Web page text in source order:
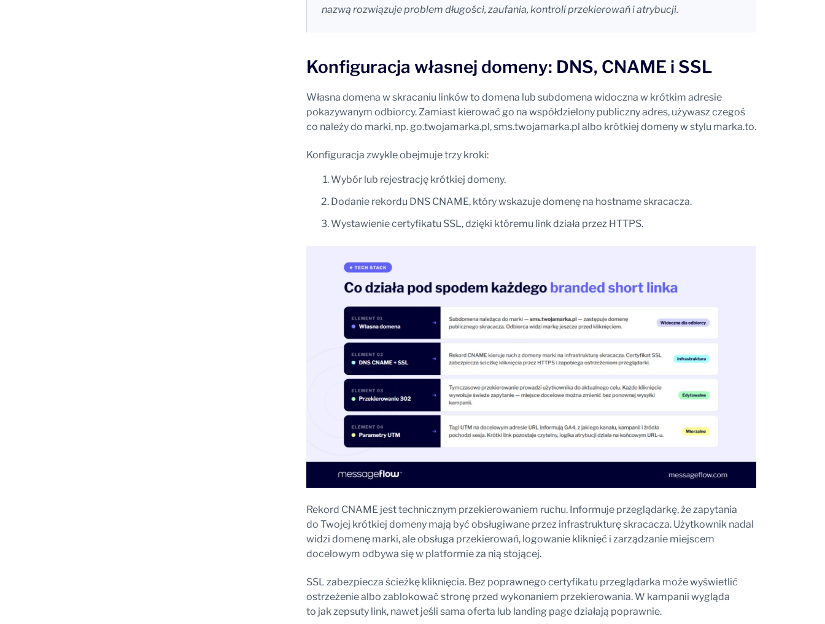
nazwą rozwiązuje problem długości, zaufania, kontroli przekierowań i atrybucji.
Konfiguracja własnej domeny: DNS, CNAME i SSL
Własna domena w skracaniu linków to domena lub subdomena widoczna w krótkim adresie
pokazywanym odbiorcy. Zamiast kierować go na współdzielony publiczny adres, używasz czegoś
co należy do marki, np. go.twojamarka.pl, sms.twojamarka.pl albo krótkiej domeny w stylu marka.to.
Konfiguracja zwykle obejmuje trzy kroki:
Wybór lub rejestrację krótkiej domeny.
Dodanie rekordu DNS CNAME, który wskazuje domenę na hostname skracacza.
Wystawienie certyfikatu SSL, dzięki któremu link działa przez HTTPS.
Rekord CNAME jest technicznym przekierowaniem ruchu. Informuje przeglądarkę, że zapytania
do Twojej krótkiej domeny mają być obsługiwane przez infrastrukturę skracacza. Użytkownik nadal
widzi domenę marki, ale obsługa przekierowań, logowanie kliknięć i zarządzanie miejscem
docelowym odbywa się w platformie za nią stojącej.
SSL zabezpiecza ścieżkę kliknięcia. Bez poprawnego certyfikatu przeglądarka może wyświetlić
ostrzeżenie albo zablokować stronę przed wykonaniem przekierowania. W kampanii wygląda
to jak zepsuty link, nawet jeśli sama oferta lub landing page działają poprawnie.